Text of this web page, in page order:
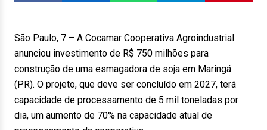
São Paulo, 7 – A Cocamar Cooperativa Agroindustrial
anunciou investimento de R$ 750 milhões para
construção de uma esmagadora de soja em Maringá
(PR). O projeto, que deve ser concluído em 2027, terá
capacidade de processamento de 5 mil toneladas por
dia, um aumento de 70% na capacidade atual de